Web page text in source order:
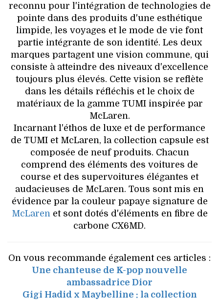
reconnu pour l'intégration de technologies de
pointe dans des produits d'une esthétique
limpide, les voyages et le mode de vie font
partie intégrante de son identité. Les deux
marques partagent une vision commune, qui
consiste à atteindre des niveaux d'excellence
toujours plus élevés. Cette vision se reflète
dans les détails réfléchis et le choix de
matériaux de la gamme TUMI inspirée par
McLaren.
Incarnant l'éthos de luxe et de performance
de TUMI et McLaren, la collection capsule est
composée de neuf produits. Chacun
comprend des éléments des voitures de
course et des supervoitures élégantes et
audacieuses de McLaren. Tous sont mis en
évidence par la couleur papaye signature de
McLaren et sont dotés d'éléments en fibre de
carbone CX6MD.
On vous recommande également ces articles :
Une chanteuse de K-pop nouvelle
ambassadrice Dior
Gigi Hadid x Maybelline : la collection